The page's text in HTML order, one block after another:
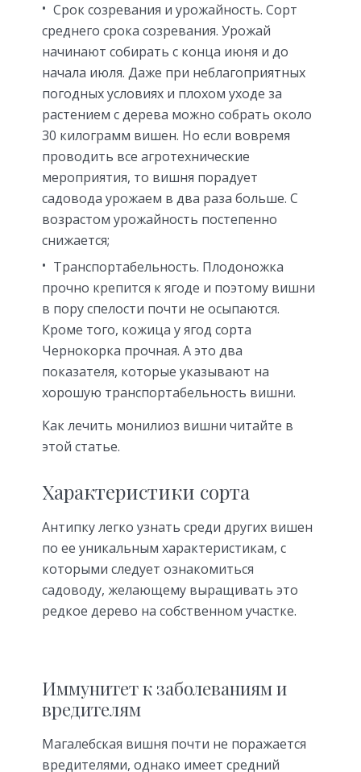
Срок созревания и урожайность. Сорт
среднего срока созревания. Урожай
начинают собирать с конца июня и до
начала июля. Даже при неблагоприятных
погодных условиях и плохом уходе за
растением с дерева можно собрать около
30 килограмм вишен. Но если вовремя
проводить все агротехнические
мероприятия, то вишня порадует
садовода урожаем в два раза больше. С
возрастом урожайность постепенно
снижается;
Транспортабельность. Плодоножка
прочно крепится к ягоде и поэтому вишни
в пору спелости почти не осыпаются.
Кроме того, кожица у ягод сорта
Чернокорка прочная. А это два
показателя, которые указывают на
хорошую транспортабельность вишни.
Как лечить монилиоз вишни читайте в
этой статье.
Характеристики сорта
Антипку легко узнать среди других вишен
по ее уникальным характеристикам, с
которыми следует ознакомиться
садоводу, желающему выращивать это
редкое дерево на собственном участке.
Иммунитет к заболеваниям и
вредителям
Магалебская вишня почти не поражается
вредителями, однако имеет средний